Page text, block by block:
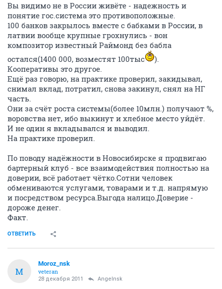
Вы видимо не в России живёте - надежность и
понятие гос.система это противоположные.
100 банков закрылось вместе с бабками в России, в
латвии вообще крупные грохнулись - вон
композитор известный Раймонд без бабла
остался(1400 000, возместят 100тыс
).
Кооперативы это другое.
Ещё раз говорю, на практике проверил, закидывал,
снимал вклад, потратил, снова закинул, снял на НГ
часть.
Они за счёт роста системы(более 10млн.) получают %,
воровства нет, ибо выкинут и хлебное место уйдёт.
И не один я вкладывался и выводил.
На практике проверил.
По поводу надёжности в Новосибирске я продвигаю
бартерный клуб - все взаимодействия полностью на
доверии, всё работает чётко.Сотни человек
обмениваются услугами, товарами и т.д. напрямую
и посредством ресурса.Выгода налицо.Доверие -
дороже денег.
Факт.
ОТВЕТИТЬ
M
Moroz_nsk
veteran
28 декабря 2011 Angelnsk